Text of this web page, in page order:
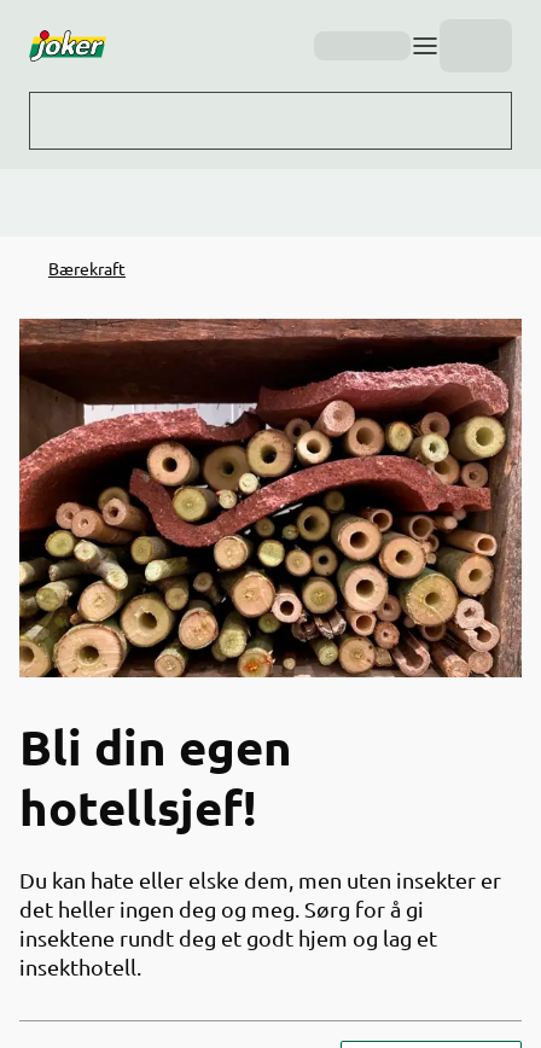
Bærekraft
Bli din egen
hotellsjef!
Du kan hate eller elske dem, men uten insekter er
det heller ingen deg og meg. Sørg for å gi
insektene rundt deg et godt hjem og lag et
insekthotell.